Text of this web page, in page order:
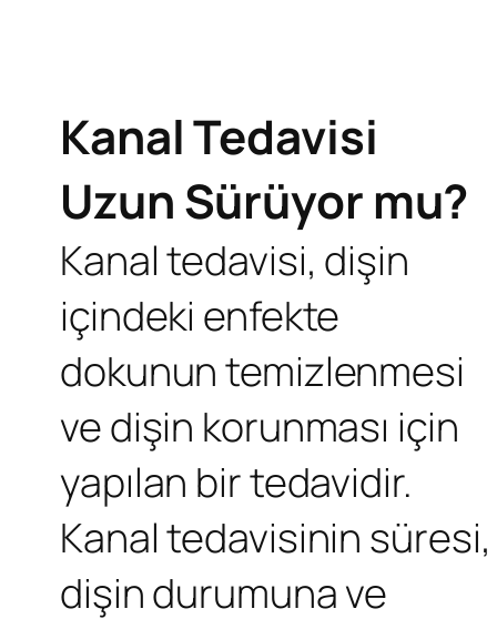
Kanal Tedavisi
Uzun Sürüyor mu?
Kanal tedavisi, dişin
içindeki enfekte
dokunun temizlenmesi
ve dişin korunması için
yapılan bir tedavidir.
Kanal tedavisinin süresi,
dişin durumuna ve